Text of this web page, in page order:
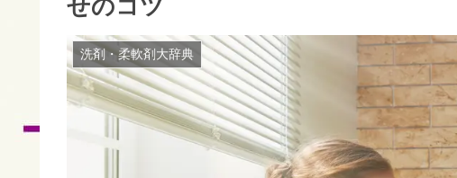
せのコツ
洗剤・柔軟剤大辞典